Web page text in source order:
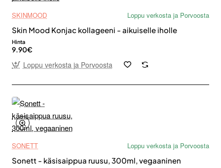
SKINMOOD
Loppu verkosta ja Porvoosta
Skin Mood Konjac kollageeni - aikuiselle iholle
Hinta
9.90€
Loppu verkosta ja Porvoosta
SONETT
Loppu verkosta ja Porvoosta
Sonett - käsisaippua ruusu, 300ml, vegaaninen